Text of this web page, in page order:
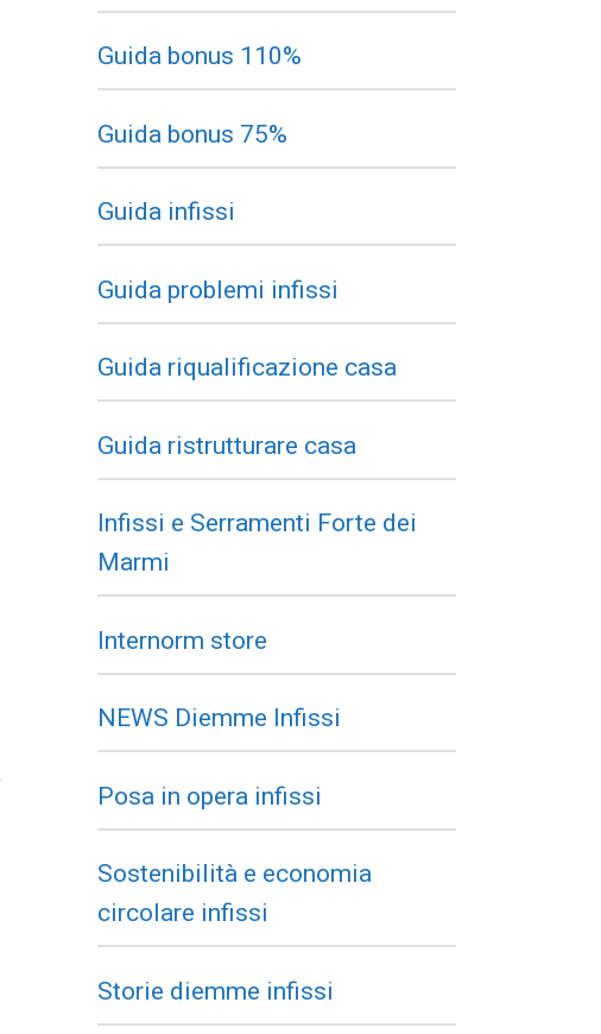
Guida bonus 110%
Guida bonus 75%
Guida infissi
Guida problemi infissi
Guida riqualificazione casa
Guida ristrutturare casa
Infissi e Serramenti Forte dei
Marmi
Internorm store
NEWS Diemme Infissi
Posa in opera infissi
Sostenibilità e economia
circolare infissi
Storie diemme infissi